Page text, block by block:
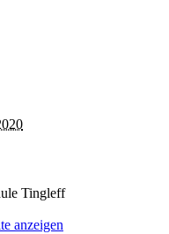
Tingleff
anzeigen